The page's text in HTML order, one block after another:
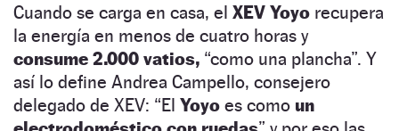
Cuando se carga en casa, el XEV Yoyo recupera
la energía en menos de cuatro horas y
consume 2.000 vatios, “como una plancha”. Y
así lo define Andrea Campello, consejero
delegado de XEV: “El Yoyo es como un